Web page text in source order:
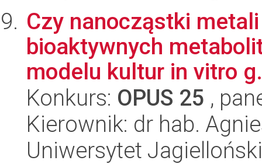
Czy nanocząstki
bioaktywnych
modelu kultur in vitro
Konkurs: OPUS 25 ,
Kierownik: dr hab.
Uniwersytet